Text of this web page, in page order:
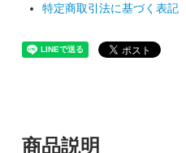
特定商取引法に基づく表記
商品説明